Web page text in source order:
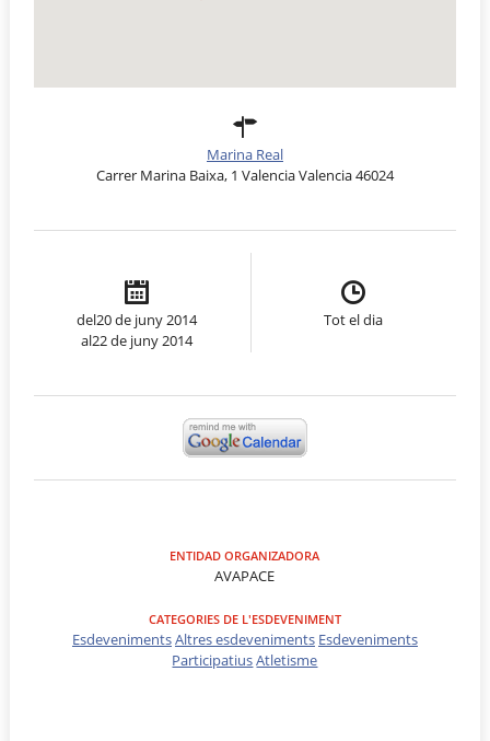
Marina Real
Carrer Marina Baixa, 1 Valencia Valencia 46024
del20 de juny 2014
al22 de juny 2014
Tot el dia
ENTIDAD ORGANIZADORA
AVAPACE
CATEGORIES DE L'ESDEVENIMENT
EsdevenimentsAltres esdeveniments Esdeveniments
ParticipatiusAtletisme